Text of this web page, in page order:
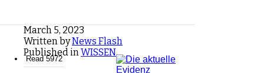
March 5, 2023
Written byNews Flash
Published in WISSEN
Read 5972